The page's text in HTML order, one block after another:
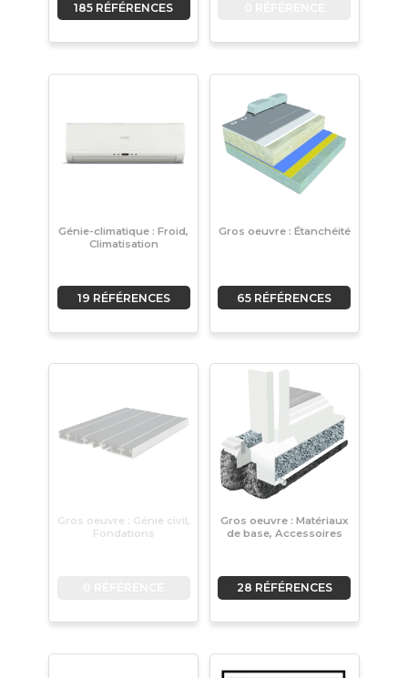
185 RÉFÉRENCES
Génie-climatique : Froid,
Climatisation
19 RÉFÉRENCES
Gros oeuvre : Étanchéité
65 RÉFÉRENCES
Gros oeuvre : Génie civil,
Fondations
Gros oeuvre : Matériaux
de base, Accessoires
28 RÉFÉRENCES